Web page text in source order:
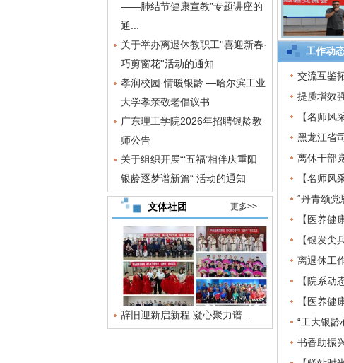
——肺结节健康宣教”专题讲座的
通...
关于举办离退休教职工''喜迎新春·
巧剪窗花''活动的通知
孝润校园·情暖银龄 —哈尔滨工业
大学孝亲敬老倡议书
广东理工学院2026年招聘银龄教
师公告
关于组织开展“‘五福’相伴庆重阳
银龄逐梦谱新篇“ 活动的通知
文体社团 更多>>
辞旧迎新启新程 凝心聚力谱...
工作动
交流互鉴
提质增效
【名师风
黑龙江省
离休干部
【名师风
“丹青颂党
【医养健
【银发尖
离退休工
【院系动
【医养健
“工大银
书香助振